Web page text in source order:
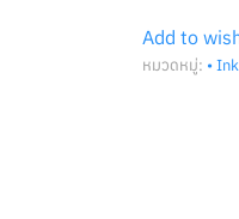
Add to
หมวดหมู่: •